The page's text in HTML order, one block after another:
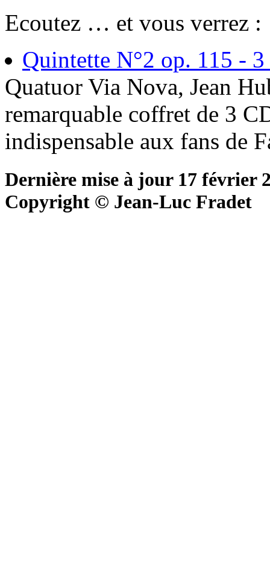
Ecoutez … et vous verrez :
Quintette N°2 op. 115 -
Quatuor Via Nova, Jean
remarquable coffret de 3
indispensable aux fans de
Dernière mise à jour 17 février
Copyright © Jean-Luc Fradet